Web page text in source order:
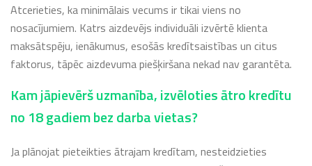
Atcerieties, ka minimālais vecums ir tikai viens no
nosacījumiem. Katrs aizdevējs individuāli izvērtē klienta
maksātspēju, ienākumus, esošās kredītsaistības un citus
faktorus, tāpēc aizdevuma piešķiršana nekad nav garantēta.
Kam jāpievērš uzmanība, izvēloties ātro kredītu
no 18 gadiem bez darba vietas?
Ja plānojat pieteikties ātrajam kredītam, nesteidzieties